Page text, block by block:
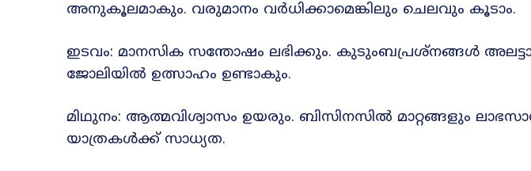
അനുകൂലമാകും. വരുമാനം വർധിക്കാമെങ്കിലും ചെലവും കൂടാം.
ഇടവം: മാനസിക സന്തോഷം ലഭിക്കും. കുടുംബപ്രശ്നങ്ങൾ
ജോലിയിൽ ഉത്സാഹം ഉണ്ടാകും.
മിഥുനം: ആത്മവിശ്വാസം ഉയരും. ബിസിനസിൽ മാറ്റങ്ങളും
യാത്രകൾക്ക് സാധ്യത.